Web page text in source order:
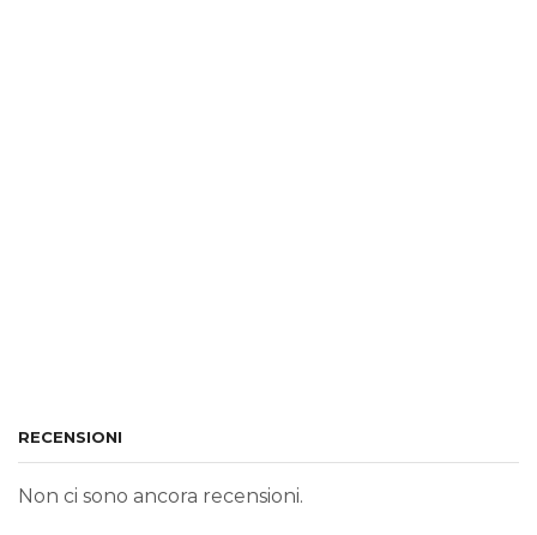
RECENSIONI
Non ci sono ancora recensioni.